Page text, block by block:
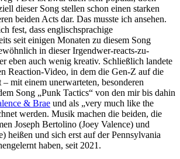
dieser Song stellen schon einen starken
beiden Acts dar. Das musste ich ansehen.
fest, dass englischsprachige
seit einigen Monaten zu diesem Song
in dieser Irgendwer-reacts-zu-
eben auch wenig kreativ. Schließlich landete
Reaction-Video, in dem die Gen-Z auf die
mit einem unerwarteten, besonderen
Song „Punk Tactics“ von den mir bis dahin
& Brae und als „very much like the
werden. Musik machen die beiden, die
Joseph Bertolino (Joey Valence) und
heißen und sich erst auf derPennsylvania
haben, seit 2021.